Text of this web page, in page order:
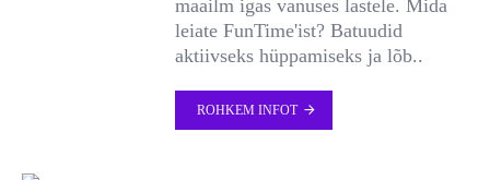
maailm igas vanuses lastele. Mida
leiate FunTime'ist? Batuudid
aktiivseks hüppamiseks ja lõb..
ROHKEM INFOT